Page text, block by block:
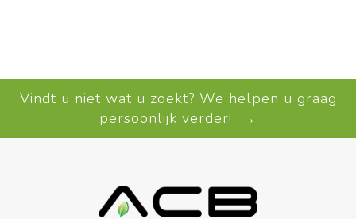
Vindt u niet wat u zoekt? We helpen u graag
persoonlijk verder! →